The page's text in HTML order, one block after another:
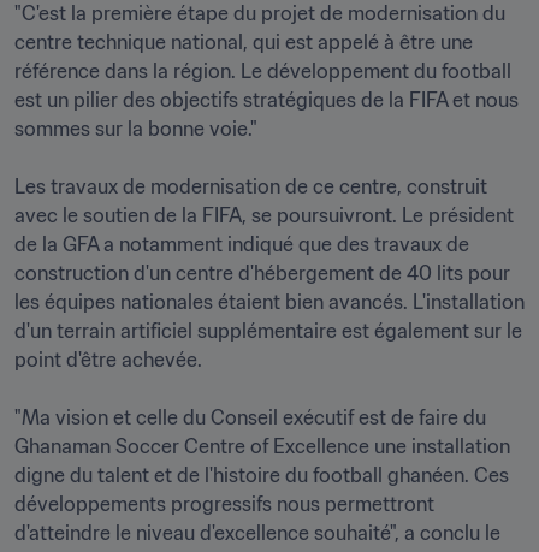
"C'est la première étape du projet de modernisation du
centre technique national, qui est appelé à être une
référence dans la région. Le développement du football
est un pilier des objectifs stratégiques de la FIFA et nous
sommes sur la bonne voie."
Les travaux de modernisation de ce centre, construit
avec le soutien de la FIFA, se poursuivront. Le président
de la GFA a notamment indiqué que des travaux de
construction d'un centre d'hébergement de 40 lits pour
les équipes nationales étaient bien avancés. L'installation
d'un terrain artificiel supplémentaire est également sur le
point d'être achevée.
"Ma vision et celle du Conseil exécutif est de faire du
Ghanaman Soccer Centre of Excellence une installation
digne du talent et de l'histoire du football ghanéen. Ces
développements progressifs nous permettront
d'atteindre le niveau d'excellence souhaité", a conclu le